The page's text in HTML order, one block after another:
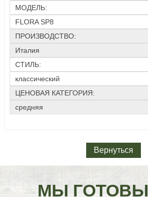
МОДЕЛЬ:
FLORA SP8
ПРОИЗВОДСТВО:
Италия
СТИЛЬ:
классический
ЦЕНОВАЯ КАТЕГОРИЯ:
средняя
Вернуться
МЫ ГОТОВЫ